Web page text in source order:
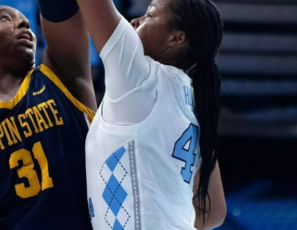
Delfin Basket
Tournament
31.7.-2.8.
Tampereella
Koripallon kansainvälinen
turnaus Delfin Basket pelataan
Tampereella tänä viikonloppuna.
Järjestyksessään 39. turnaus
kerää yhteen 200 joukkuetta ja
tuhansia koripallon ystäviä niin
Suomesta kuin ulkomailta.